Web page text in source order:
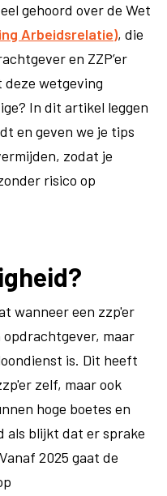
gehoord over de Wet
Arbeidsrelatie), die
en ZZP’er
wetgeving
In dit artikel leggen
en geven we je tips
zodat je
risico op
wanneer een zzp'er
maar
is. Dit heeft
zelf, maar ook
hoge boetes en
als blijkt dat er sprake
2025 gaat de